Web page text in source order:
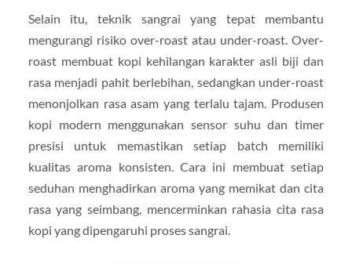
Selain itu, teknik sangrai yang tepat membantu
mengurangi risiko over-roast atau under-roast. Over-
roast membuat kopi kehilangan karakter asli biji dan
rasa menjadi pahit berlebihan, sedangkan under-roast
menonjolkan rasa asam yang terlalu tajam. Produsen
kopi modern menggunakan sensor suhu dan timer
presisi untuk memastikan setiap batch memiliki
kualitas aroma konsisten. Cara ini membuat setiap
seduhan menghadirkan aroma yang memikat dan cita
rasa yang seimbang, mencerminkan rahasia cita rasa
kopi yang dipengaruhi proses sangrai.